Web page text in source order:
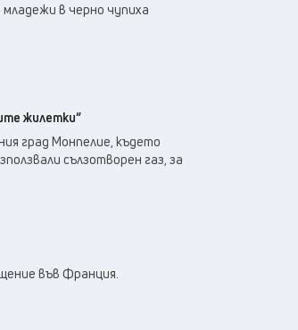
в черно чупиха
жилетки“
град Монпелие, където
сълзотворен газ, за
във Франция.